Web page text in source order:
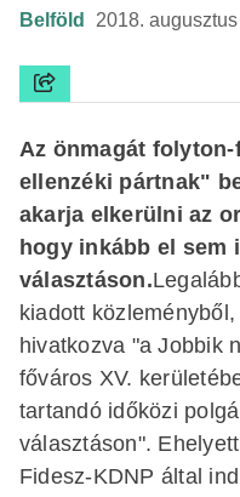
Belföld 2018.
Az önmagát
ellenzéki pártnak"
akarja elkerülni az
hogy inkább el sem
választáson.
kiadott
hivatkozva "a Jobbik
főváros XV.
tartandó időközi
választáson".
Fidesz-KDNP által